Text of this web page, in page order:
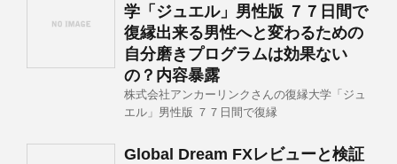
学「ジュエル」男性版 ７７日間で
復縁出来る男性へと変わるための
自分磨きプログラムは効果ない
の？内容暴露
株式会社アンカーリンクさんの復縁大学「ジュ
エル」男性版 ７７日間で復縁
Global Dream FXレビューと検証